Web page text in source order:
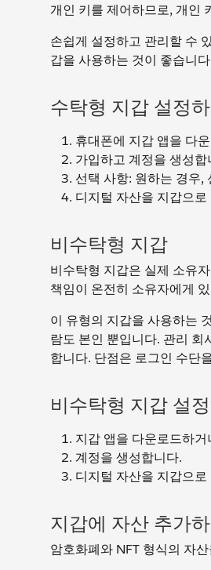
개인 키를 제어하므로, 개인
손쉽게 설정하고 관리할 수
갑을 사용하는 것이 좋습니
수탁형 지갑 설정
휴대폰에 지갑 앱을 다
가입하고 계정을 생성
선택 사항: 원하는 경우,
디지털 자산을 지갑으
비수탁형 지갑
비수탁형 지갑은 실제 소유
책임이 온전히 소유자에게
이 유형의 지갑을 사용하는
람도 본인 뿐입니다. 관리 회
합니다. 단점은 로그인 수단
비수탁형 지갑 설
지갑 앱을 다운로드하
계정을 생성합니다.
디지털 자산을 지갑으
지갑에 자산 추가
암호화폐와 NFT 형식의 자